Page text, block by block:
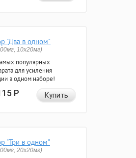
"Два в одном"
10x20мг)
популярных
для усиления
в одном наборе!
Р Купить
"Три в одном"
20x20мг)